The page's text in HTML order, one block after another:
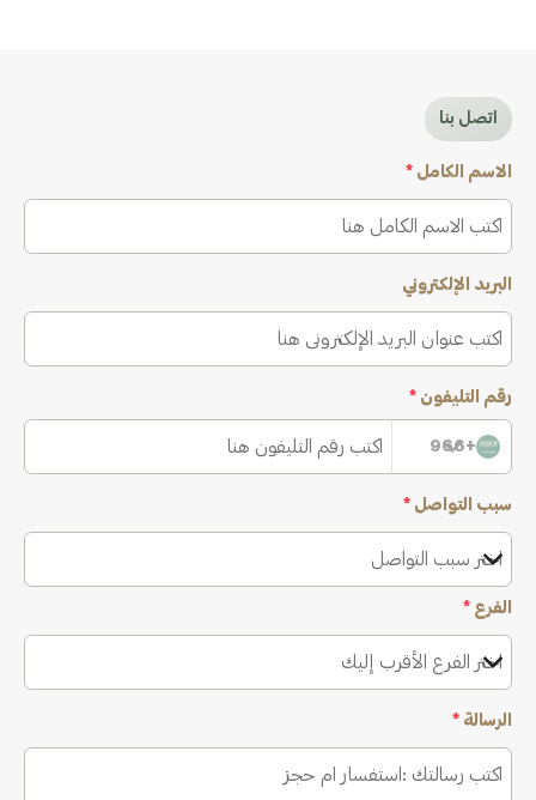
اتصل بنا
الاسم الكامل *
البريد الإلكتروني
رقم التليفون *
+966
سبب التواصل *
اختر سبب التواصل
الفرع *
اختر الفرع الأقرب إليك
الرسالة *